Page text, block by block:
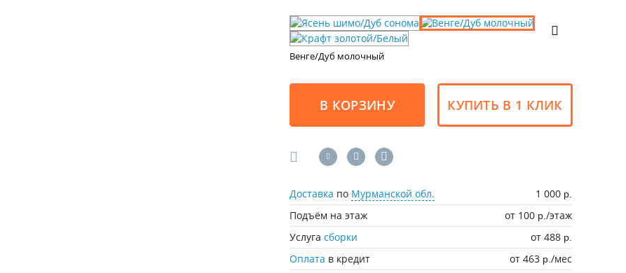
Венге/Дуб молочный
В КОРЗИНУ КУПИТЬ В 1 КЛИК
Доставка по Мурманской обл. 1 000 р.
Подъём на этаж от 100 р./этаж
Услугасборки от 488 р.
Оплата в кредит от 463 р./мес